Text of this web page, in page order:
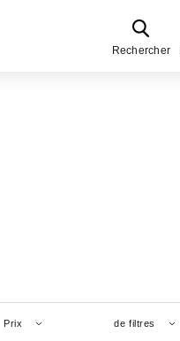
Rechercher
Prix de filtres